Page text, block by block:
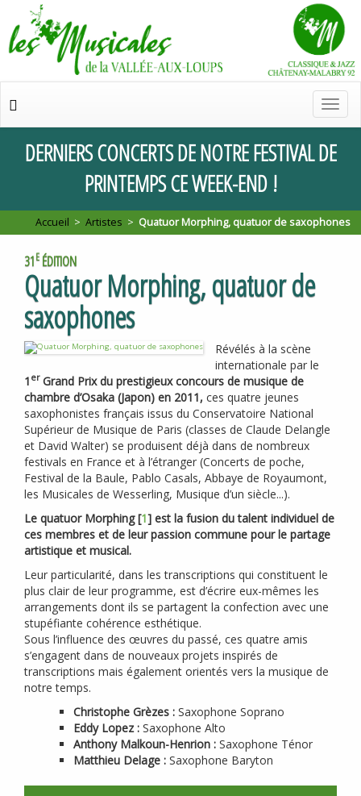
de
DERNIERSCONCERTSDENOTREFESTIVALDE
PRINTEMPSCEWEEK-END !
Accueil >Artistes > Quatuor Morphing, quatuor de saxophones
31E ÉDITION
Quatuor Morphing, quatuor de
saxophones
Révélés à la scène
internationale par le
1 erGrand Prix du prestigieux concours de musique de
chambre d’Osaka (Japon) en 2011, ces quatre jeunes
saxophonistes français issus du Conservatoire National
Supérieur de Musique de Paris (classes de Claude Delangle
et David Walter) se produisent déjà dans de nombreux
festivals en France et à l’étranger (Concerts de poche,
Festival de la Baule, Pablo Casals, Abbaye de Royaumont,
les Musicales de Wesserling, Musique d’un siècle...).
Le quatuor Morphing[1] est la fusion du talent individuel de
ces membres et de leur passion commune pour le partage
artistique et musical.
Leur particularité, dans les transcriptions qui constituent le
plus clair de leur programme, est d’écrire eux-mêmes les
arrangements dont ils se partagent la confection avec une
stupéfiante cohérence esthétique.
Sous l’influence des œuvres du passé, ces quatre amis
s’engagent dans de nouveaux projets inspirés de
transcriptions mais également orientés vers la musique de
notre temps.
Christophe Grèzes : Saxophone Soprano
Eddy Lopez : Saxophone Alto
Anthony Malkoun-Henrion : Saxophone Ténor
Matthieu Delage : Saxophone Baryton